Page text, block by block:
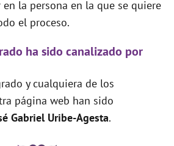
la persona en la que se quiere
el proceso.
ha sido canalizado por
y cualquiera de los
página web han sido
Gabriel Uribe-Agesta.